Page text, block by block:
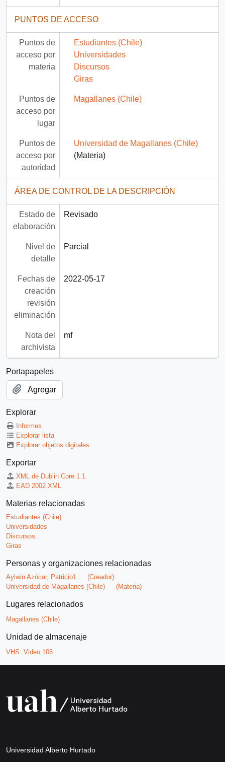
PUNTOS DE ACCESO
Puntos de
acceso por
materia
Estudiantes (Chile)
Universidades
Discursos
Giras
Puntos de
acceso por
lugar
Magallanes (Chile)
Puntos de
acceso por
autoridad
Universidad de Magallanes (Chile)
(Materia)
ÁREA DE CONTROL DE LA DESCRIPCIÓN
Estado de
elaboración
Revisado
Nivel de
detalle
Parcial
Fechas de
creación
revisión
eliminación
2022-05-17
Nota del
archivista
mf
Portapapeles
Agregar
Explorar
Informes
Explorar lista
Explorar objetos digitales
Exportar
XML de Dublin Core 1.1
EAD 2002 XML
Materias relacionadas
Estudiantes (Chile)
Universidades
Discursos
Giras
Personas y organizaciones relacionadas
Aylwin Azócar, Patricio1
(Creador)
Universidad de Magallanes (Chile)
(Materia)
Lugares relacionados
Magallanes (Chile)
Unidad de almacenaje
VHS: Video 106
Universidad Alberto Hurtado